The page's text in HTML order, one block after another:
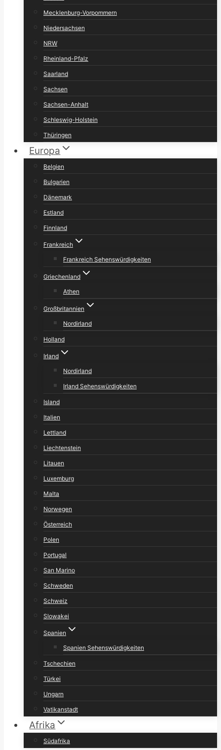
Mecklenburg-Vorpommern
Niedersachsen
NRW
Rheinland-Pfalz
Saarland
Sachsen
Sachsen-Anhalt
Schleswig-Holstein
Thüringen
Europa
Belgien
Bulgarien
Dänemark
Estland
Finnland
Frankreich
Frankreich Sehenswürdigkeiten
Griechenland
Athen
Großbritannien
Nordirland
Holland
Irland
Nordirland
Irland Sehenswürdigkeiten
Island
Italien
Lettland
Liechtenstein
Litauen
Luxemburg
Malta
Norwegen
Österreich
Polen
Portugal
San Marino
Schweden
Schweiz
Slowakei
Spanien
Spanien Sehenswürdigkeiten
Tschechien
Türkei
Ungarn
Vatikanstadt
Afrika
Südafrika